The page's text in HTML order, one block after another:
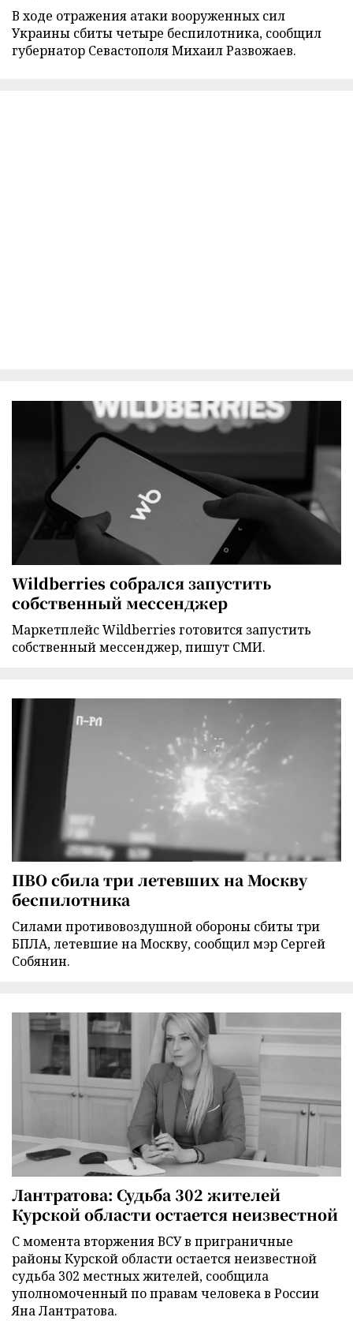
В ходе отражения атаки вооруженных сил
Украины сбиты четыре беспилотника, сообщил
губернатор Севастополя Михаил Развожаев.
Wildberries собрался запустить
собственный мессенджер
Маркетплейс Wildberries готовится запустить
собственный мессенджер, пишут СМИ.
ПВО сбила три летевших на Москву
беспилотника
Силами противовоздушной обороны сбиты три
БПЛА, летевшие на Москву, сообщил мэр Сергей
Собянин.
Лантратова: Судьба 302 жителей
Курской области остается неизвестной
С момента вторжения ВСУ в приграничные
районы Курской области остается неизвестной
судьба 302 местных жителей, сообщила
уполномоченный по правам человека в России
Яна Лантратова.